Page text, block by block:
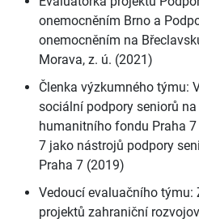
onemocněním Brno a
onemocněním na
Morava, z. ú. (2021)
Členka výzkumného týmu:
sociální podpory seniorů na
humanitního fondu Praha
7 jako nástrojů podpory
Praha 7 (2019)
Vedoucí evaluačního týmu:
projektů zahraniční